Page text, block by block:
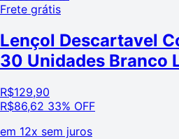
Frete grátis
Lençol Descartavel
30 Unidades Branco
R$129,90
R$86,62 33% OFF
em 12x sem juros